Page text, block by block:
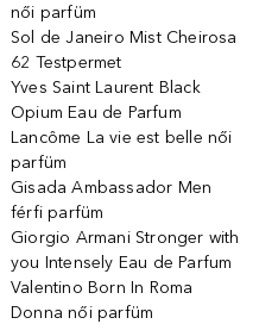
női parfüm
Sol de Janeiro Mist Cheirosa
62 Testpermet
Yves Saint Laurent Black
Opium Eau de Parfum
Lancôme La vie est belle női
parfüm
Gisada Ambassador Men
férfi parfüm
Giorgio Armani Stronger with
you Intensely Eau de Parfum
Valentino Born In Roma
Donna női parfüm